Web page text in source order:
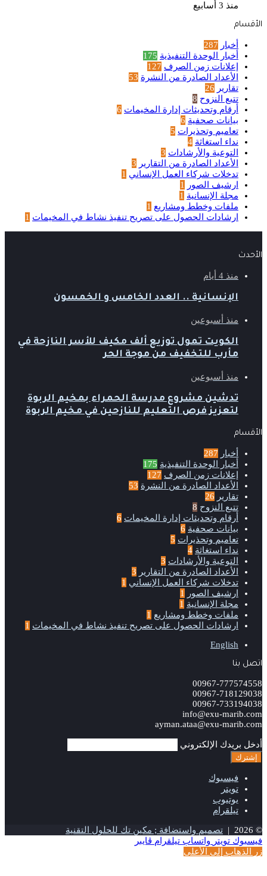
منذ 3 أسابيع
الأقسام
أخبار 287
أخبار الوحدة التنفيذية 175
إعلانات زمن الصرف 127
الأعداد الصادرة من النشرة 53
تقارير 26
تتبع النزوح 8
أرقام وتحديثات إدارة المخيمات 6
بيانات صحفية 6
تعاميم وتحذيرات 5
نداء استغاثة 4
التوعية والأرشادات 3
الأعداد الصادرة من التقارير 3
تدخلات شركاء العمل الإنساني 1
ارشيف الصور
1
مجلة الإنسانية 1
ملفات وخطط ومشاريع 1
ارشادات الحصول على تصريح تنفيذ نشاط في المخيمات 1
الأحدث
منذ 4 أيام
الإنسانية .. العدد الخامس و الخمسون
منذ أسبوعين
الكويت تمول توزيع ألف مكيف للأسر النازحة في
مأرب للتخفيف من موجة الحر
منذ أسبوعين
تدشين مشروع مدرسة الحمراء بمخيم الربوة
لتعزيز فرص التعليم للنازحين في مخيم الربوة
الأقسام
أخبار 287
أخبار الوحدة التنفيذية 175
إعلانات زمن الصرف 127
الأعداد الصادرة من النشرة 53
تقارير 26
تتبع النزوح 8
أرقام وتحديثات إدارة المخيمات 6
بيانات صحفية 6
تعاميم وتحذيرات 5
نداء استغاثة 4
التوعية والأرشادات 3
الأعداد الصادرة من التقارير 3
تدخلات شركاء العمل الإنساني 1
ارشيف الصور 1
مجلة الإنسانية 1
ملفات وخطط ومشاريع 1
ارشادات الحصول على تصريح تنفيذ نشاط في المخيمات 1
English
اتصل بنا
00967-777574558
00967-718129038
00967-733194038
info@exu-marib.com
ayman.ataa@exu-marib.com
أدخل بريدك الإلكتروني
فيسبوك
تويتر
يوتيوب
تيلقرام
© 2026 |
تصميم واستضافة ; مكين تك للحلول التقنية
فيسبوك تويتر واتساب تيلقرام ڤايبر
زر الذهاب إلى الأعلى